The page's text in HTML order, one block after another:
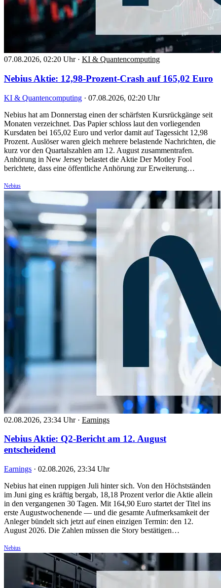
07.08.2026, 02:20 Uhr · KI & Quantencomputing
Nebius Aktie: 12,98-Prozent-Crash auf 165,02 Euro
KI & Quantencomputing · 07.08.2026, 02:20 Uhr
Nebius hat am Donnerstag einen der schärfsten Kursrückgänge seit
Monaten verzeichnet. Das Papier schloss laut den vorliegenden
Kursdaten bei 165,02 Euro und verlor damit auf Tagessicht 12,98
Prozent. Auslöser waren gleich mehrere belastende Nachrichten, die
kurz vor den Quartalszahlen am 12. August zusammentrafen.
Anhörung in New Jersey belastet die Aktie Der Motley Fool
berichtete, dass eine öffentliche Anhörung zur Erweiterung…
Nebius
02.08.2026, 23:34 Uhr · Earnings
Nebius Aktie: Q2-Bericht am 12. August
entscheidend
Earnings · 02.08.2026, 23:34 Uhr
Nebius hat einen ruppigen Juli hinter sich. Von den Höchstständen
im Juni ging es kräftig bergab, 18,18 Prozent verlor die Aktie allein
in den vergangenen 30 Tagen. Mit 164,90 Euro startet der Titel ins
erste Augustwochenende — und die gesamte Aufmerksamkeit der
Anleger bündelt sich jetzt auf einen einzigen Termin: den 12.
August 2026. Die Zahlen müssen die Story bestätigen…
Nebius